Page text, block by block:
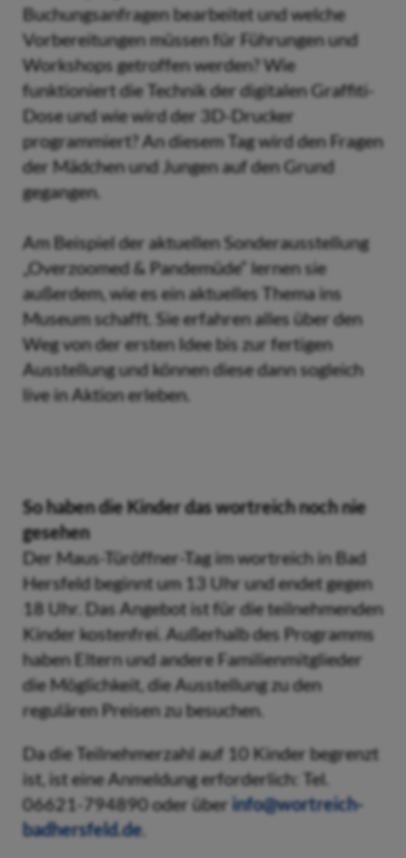
Buchungsanfragen bearbeitet und welche
Vorbereitungen müssen für Führungen und
Workshops getroffen werden? Wie
funktioniert die Technik der digitalen Graffiti-
Dose und wie wird der 3D-Drucker
programmiert? An diesem Tag wird den Fragen
der Mädchen und Jungen auf den Grund
gegangen.
Am Beispiel der aktuellen Sonderausstellung
„Overzoomed & Pandemüde“ lernen sie
außerdem, wie es ein aktuelles Thema ins
Museum schafft. Sie erfahren alles über den
Weg von der ersten Idee bis zur fertigen
Ausstellung und können diese dann sogleich
live in Aktion erleben.
So haben die Kinder das wortreich noch nie
gesehen
Der Maus-Türöffner-Tag im wortreich in Bad
Hersfeld beginnt um 13 Uhr und endet gegen
18 Uhr. Das Angebot ist für die teilnehmenden
Kinder kostenfrei. Außerhalb des Programms
haben Eltern und andere Familienmitglieder
die Möglichkeit, die Ausstellung zu den
regulären Preisen zu besuchen.
Da die Teilnehmerzahl auf 10 Kinder begrenzt
ist, ist eine Anmeldung erforderlich: Tel.
06621-794890 oder über info@wortreich-
badhersfeld.de